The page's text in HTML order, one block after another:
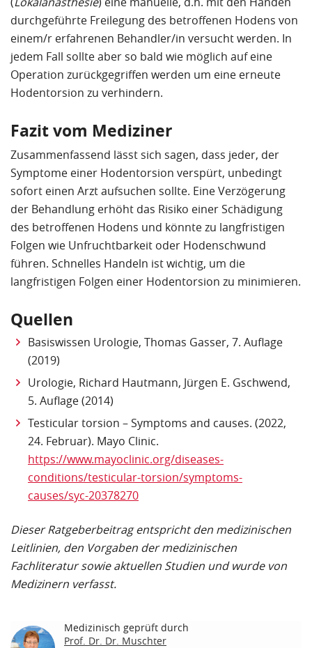
durchgeführte Freilegung des betroffenen Hodens von
einem/r erfahrenen Behandler/in versucht werden. In
jedem Fall sollte aber so bald wie möglich auf eine
Operation zurückgegriffen werden um eine erneute
Hodentorsion zu verhindern.
Fazit vom Mediziner
Zusammenfassend lässt sich sagen, dass jeder, der
Symptome einer Hodentorsion verspürt, unbedingt
sofort einen Arzt aufsuchen sollte. Eine Verzögerung
der Behandlung erhöht das Risiko einer Schädigung
des betroffenen Hodens und könnte zu langfristigen
Folgen wie Unfruchtbarkeit oder Hodenschwund
führen. Schnelles Handeln ist wichtig, um die
langfristigen Folgen einer Hodentorsion zu minimieren.
Quellen
Basiswissen Urologie, Thomas Gasser, 7. Auflage
(2019)
Urologie, Richard Hautmann, Jürgen E. Gschwend,
5. Auflage (2014)
Testicular torsion – Symptoms and causes. (2022,
24. Februar). Mayo Clinic.
https://www.mayoclinic.org/diseases-
conditions/testicular-torsion/symptoms-
causes/syc-20378270
Dieser Ratgeberbeitrag entspricht den medizinischen
Leitlinien, den Vorgaben der medizinischen
Fachliteratur sowie aktuellen Studien und wurde von
Medizinern verfasst.
Medizinisch geprüft durch
Prof. Dr. Dr. Muschter